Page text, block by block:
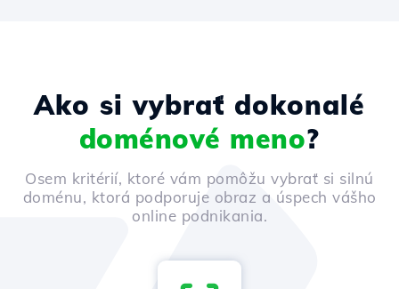
Ako si vybrať dokonalé
doménové meno?
Osem kritérií, ktoré vám pomôžu vybrať si silnú
doménu, ktorá podporuje obraz a úspech vášho
online podnikania.